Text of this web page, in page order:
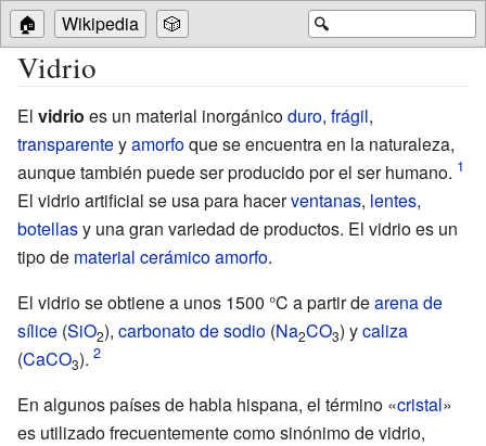
🔍
🏠 Wikipedia 🎲
Vidrio
El vidrio es un material inorgánicoduro, frágil,
transparenteyamorfoque se encuentra en la naturaleza,
aunque también puede ser producido por el ser humano.
El vidrio artificial se usa para hacerventanas, lentes,
botellasy una gran variedad de productos. El vidrio es un
tipo de material cerámicoamorfo.
El vidrio se obtiene a unos 1500 °C a partir dearena de
sílice (SiO2), carbonato de sodio (Na2CO3) ycaliza
(CaCO3).
En algunos países de habla hispana, el término «cristal»
es utilizado frecuentemente como sinónimo de vidrio,